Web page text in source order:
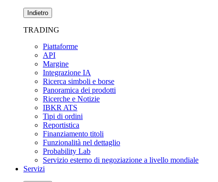
Indietro
TRADING
Piattaforme
API
Margine
Integrazione IA
Ricerca simboli e borse
Panoramica dei prodotti
Ricerche e Notizie
IBKR ATS
Tipi di ordini
Reportistica
Finanziamento titoli
Funzionalità nel dettaglio
Probability Lab
Servizio esterno di negoziazione a livello mondiale
Servizi